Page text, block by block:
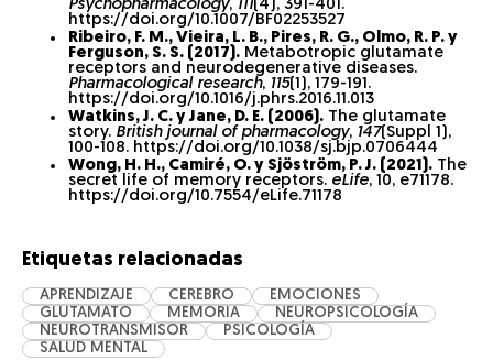
Psychopharmacology, 111(4), 391-401.
https://doi.org/10.1007/BF02253527
Ribeiro, F. M., Vieira, L. B., Pires, R. G., Olmo, R. P. y
Ferguson, S. S. (2017). Metabotropic glutamate
receptors and neurodegenerative diseases.
Pharmacological research, 115(1), 179-191.
https://doi.org/10.1016/j.phrs.2016.11.013
Watkins, J. C. y Jane, D. E. (2006). The glutamate
story. British journal of pharmacology, 147(Suppl 1),
100-108. https://doi.org/10.1038/sj.bjp.0706444
Wong, H. H., Camiré, O. y Sjöström, P. J. (2021). The
secret life of memory receptors. eLife, 10, e71178.
https://doi.org/10.7554/eLife.71178
Etiquetas relacionadas
APRENDIZAJE CEREBRO
EMOCIONES
GLUTAMATO
MEMORIA
NEUROPSICOLOGÍA
NEUROTRANSMISOR
PSICOLOGÍA
SALUD MENTAL